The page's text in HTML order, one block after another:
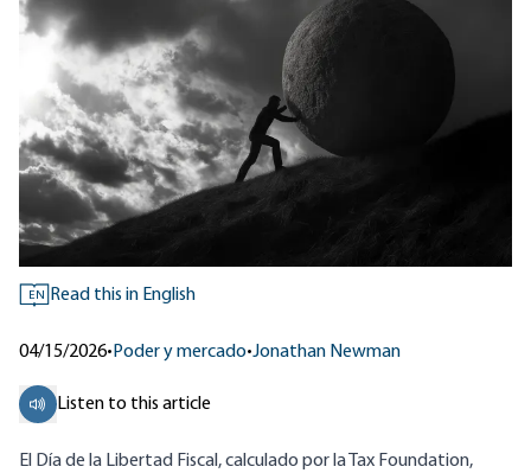
EN Read this in English
04/15/2026• Poder y mercado•Jonathan Newman
Listen to this article
El Día de la Libertad Fiscal, calculado por la Tax Foundation,